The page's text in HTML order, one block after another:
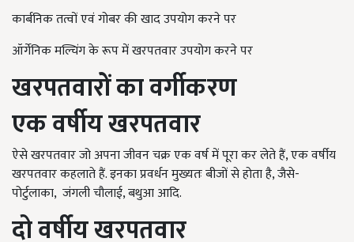
कार्बनिक तत्वों एवं गोबर की खाद उपयोग करने पर
ऑर्गेनिक मल्चिंग के रूप में खरपतवार उपयोग करने पर
खरपतवारों का वर्गीकरण
एक वर्षीय खरपतवार
ऐसे खरपतवार जो अपना जीवन चक्र एक वर्ष में पूरा कर लेते हैं, एक वर्षीय
खरपतवार कहलाते हैं. इनका प्रवर्धन मुख्यतः बीजों से होता है, जैसे-
पोर्टुलाका, जंगली चौलाई, बथुआ आदि.
दो वर्षीय खरपतवार